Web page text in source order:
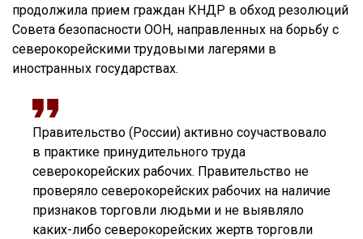
продолжила прием граждан КНДР в обход резолюций
Совета безопасности ООН, направленных на борьбу с
северокорейскими трудовыми лагерями в
иностранных государствах.
Правительство (России) активно соучаствовало
в практике принудительного труда
северокорейских рабочих. Правительство не
проверяло северокорейских рабочих на наличие
признаков торговли людьми и не выявляло
каких-либо северокорейских жертв торговли